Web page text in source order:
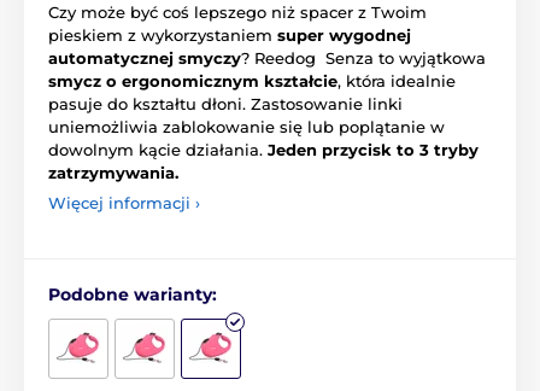
Czy może być coś lepszego niż spacer z Twoim
pieskiem z wykorzystaniem super wygodnej
automatycznej smyczy? Reedog Senza to wyjątkowa
smycz o ergonomicznym kształcie, która idealnie
pasuje do kształtu dłoni. Zastosowanie linki
uniemożliwia zablokowanie się lub poplątanie w
dowolnym kącie działania. Jeden przycisk to 3 tryby
zatrzymywania.
Więcej informacji ›
Podobne warianty: